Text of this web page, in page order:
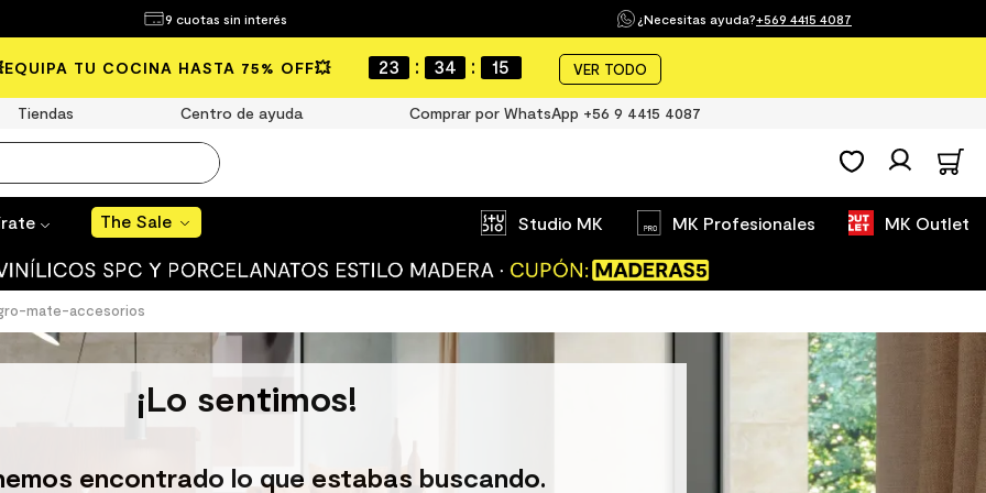
9 cuotas sin interés ¿Necesitas ayuda?+569 4415 4087
TU COCINA HASTA 75% OFF💥 23 : 34 : 14 VER TODO
Tiendas Centro de ayuda Comprar por WhatsApp +56 9 4415 4087
The Sale Studio MK MK Profesionales MK Outlet
Sale
¿Qué estás buscando?
mate
mate-accesorios
¡Lo sentimos!
encontrado lo que estabas buscando.